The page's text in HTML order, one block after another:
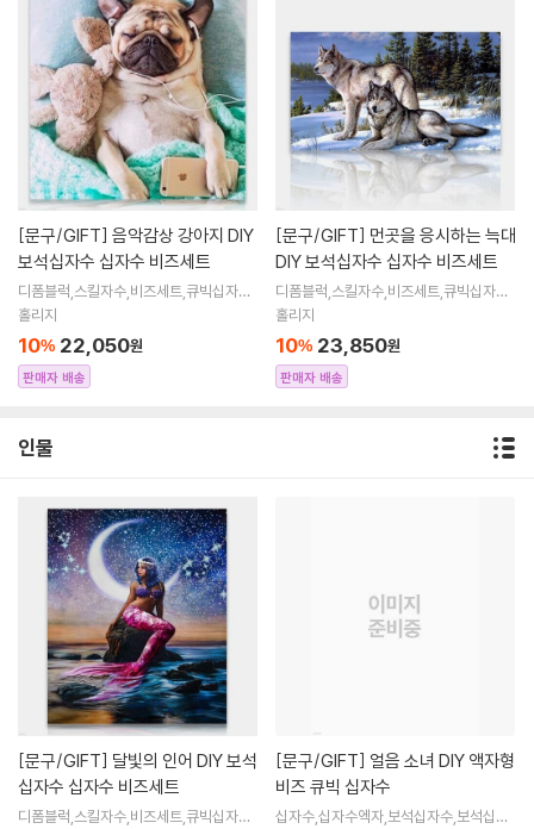
[문구/GIFT]
보석십자수 십자수 비즈세트
디폼블럭,스킬자수,비즈세트,큐빅십자수,
큐빅비즈,보석십자수액자,어린이보석십
수해바라
홀리지
10% 22,050원
판매자 배송
[문구/GIFT]
DIY 보석십자수 십자수 비즈세트
디폼블럭,스킬자수,비즈세트,큐빅십자수,
큐빅비즈,보석십자수액자,어린이보석십
수해바라
홀리지
10% 23,850원
판매자 배송
인물
[문구/GIFT]
십자수 십자수 비즈세트
디폼블럭,스킬자수,비즈세트,큐빅십자수,
[문구/GIFT]
비즈 큐빅 십자수
십자수,십자수엑자,보석십자수,보석십자